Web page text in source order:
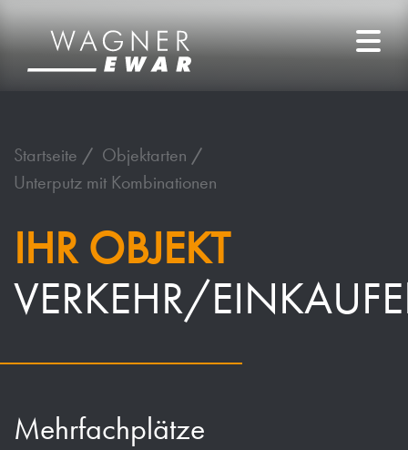
Startseite
Objektarten
Unterputz mit Kombinationen
IHR OBJEKT
VERKEHR/
Mehrfachplätze